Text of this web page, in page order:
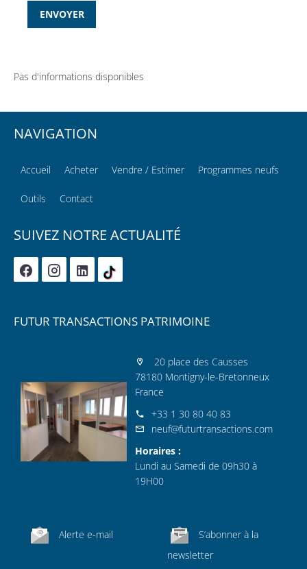
ENVOYER
Pas d'informations disponibles
NAVIGATION
Accueil Acheter Vendre / Estimer Programmes neufs
Outils Contact
SUIVEZ NOTRE ACTUALITÉ
FUTUR TRANSACTIONS PATRIMOINE
20 place des Causses
78180 Montigny-le-Bretonneux
France
+33 1 30 80 40 83
neuf@futurtransactions.com
Horaires :
Lundi au Samedi de 09h30 à
19H00
Alerte e-mail
S’abonner à la
newsletter